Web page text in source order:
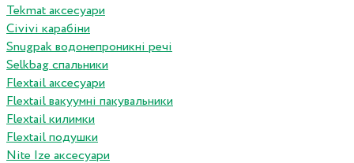
Tekmat аксесуари
Сivivi карабіни
Snugpak водонепроникні речі
Selkbag спальники
Flextail аксесуари
Flextail вакуумні пакувальники
Flextail килимки
Flextail подушки
Nite Ize аксесуари